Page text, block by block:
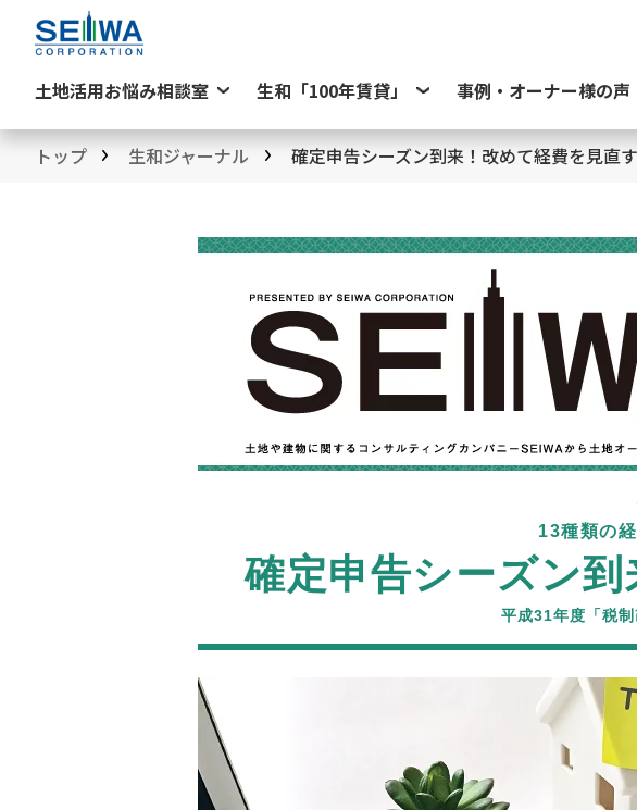
土地活用お悩み相談室 生和「100年賃貸」 事例・オーナー様の声
トップ 生和ジャーナル 確定申告シーズン到来！改めて経費を見直
13種類の
確定申告シーズン
平成31年度「税